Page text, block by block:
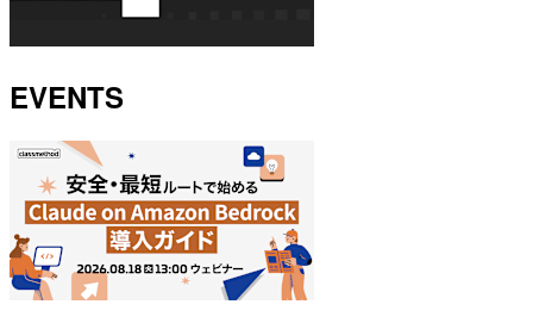
EVENTS